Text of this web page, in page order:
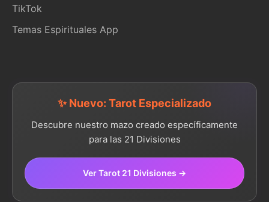
TikTok
Temas Espirituales App
✨ Nuevo: Tarot Especializado
Descubre nuestro mazo creado específicamente
para las 21 Divisiones
Ver Tarot 21 Divisiones →